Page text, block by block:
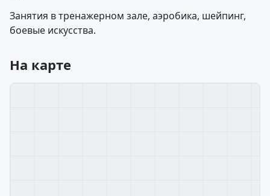
Занятия в тренажерном зале, аэробика, шейпинг,
боевые искусства.
На карте